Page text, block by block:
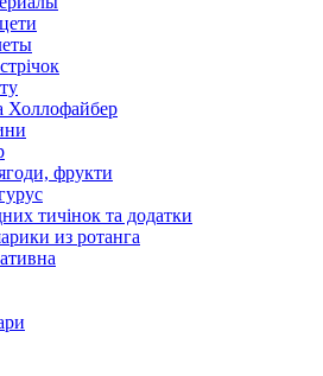
Холлофайбер
фрукти
тичінок та додатки
из ротанга